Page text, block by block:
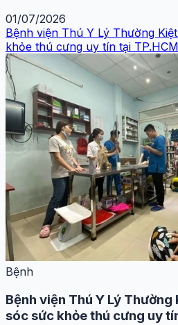
01/07/2026
Bệnh viện Thú Y Lý Thường
khỏe thú cưng uy tín tại TP.HCM
Bệnh
Bệnh viện Thú Y Lý
sóc sức khỏe thú cưng uy